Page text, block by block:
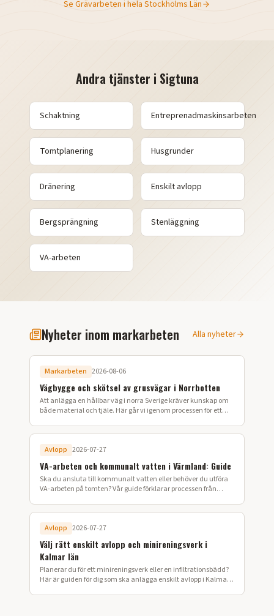
Se Grävarbeten i hela Stockholms Län
Andra tjänster i Sigtuna
Schaktning Entreprenadmaskinsarbeten
Tomtplanering Husgrunder
Dränering Enskilt avlopp
Bergsprängning Stenläggning
VA-arbeten
Nyheter inom markarbeten Alla nyheter
Markarbeten 2026-08-06
Vägbygge och skötsel av grusvägar i Norrbotten
Att anlägga en hållbar väg i norra Sverige kräver kunskap om
både material och tjäle. Här går vi igenom processen för ett
Avlopp 2026-07-27
VA-arbeten och kommunalt vatten i Värmland: Guide
Ska du ansluta till kommunalt vatten eller behöver du utföra
VA-arbeten på tomten? Vår guide förklarar processen från
Avlopp 2026-07-27
Välj rätt enskilt avlopp och minireningsverk i
Kalmar län
Planerar du för ett minireningsverk eller en infiltrationsbädd?
Här är guiden för dig som ska anlägga enskilt avlopp i Kalmar